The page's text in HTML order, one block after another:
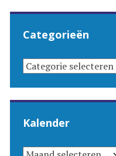
Categorieën
CATEGORIEËN
Kalender
KALENDER